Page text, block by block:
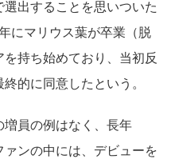
出することを思いついた
にマリウス葉が卒業（脱
持ち始めており、当初反
的に同意したという。
増員の例はなく、長年
ンの中には、デビューを